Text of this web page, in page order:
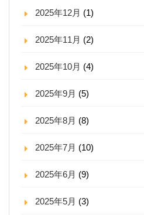
2025年12月 (1)
2025年11月 (2)
2025年10月 (4)
2025年9月 (5)
2025年8月 (8)
2025年7月 (10)
2025年6月 (9)
2025年5月 (3)